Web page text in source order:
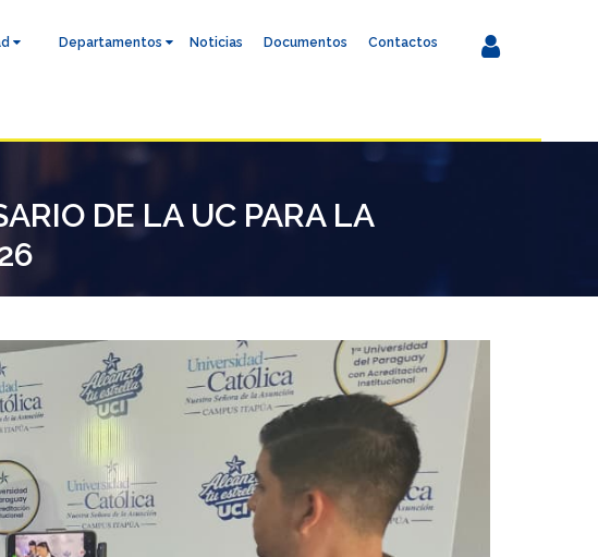
Departamentos Noticias Documentos Contactos
DE LA UC PARA LA